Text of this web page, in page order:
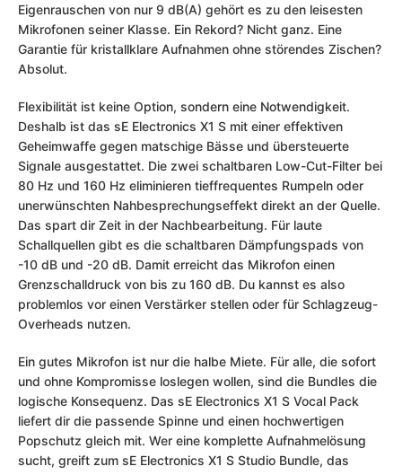
Eigenrauschen von nur 9 dB(A) gehört es zu den leisesten
Mikrofonen seiner Klasse. Ein Rekord? Nicht ganz. Eine
Garantie für kristallklare Aufnahmen ohne störendes Zischen?
Absolut.
Flexibilität ist keine Option, sondern eine Notwendigkeit.
Deshalb ist das sE Electronics X1 S mit einer effektiven
Geheimwaffe gegen matschige Bässe und übersteuerte
Signale ausgestattet. Die zwei schaltbaren Low-Cut-Filter bei
80 Hz und 160 Hz eliminieren tieffrequentes Rumpeln oder
unerwünschten Nahbesprechungseffekt direkt an der Quelle.
Das spart dir Zeit in der Nachbearbeitung. Für laute
Schallquellen gibt es die schaltbaren Dämpfungspads von
-10 dB und -20 dB. Damit erreicht das Mikrofon einen
Grenzschalldruck von bis zu 160 dB. Du kannst es also
problemlos vor einen Verstärker stellen oder für Schlagzeug-
Overheads nutzen.
Ein gutes Mikrofon ist nur die halbe Miete. Für alle, die sofort
und ohne Kompromisse loslegen wollen, sind die Bundles die
logische Konsequenz. Das sE Electronics X1 S Vocal Pack
liefert dir die passende Spinne und einen hochwertigen
Popschutz gleich mit. Wer eine komplette Aufnahmelösung
sucht, greift zum sE Electronics X1 S Studio Bundle, das